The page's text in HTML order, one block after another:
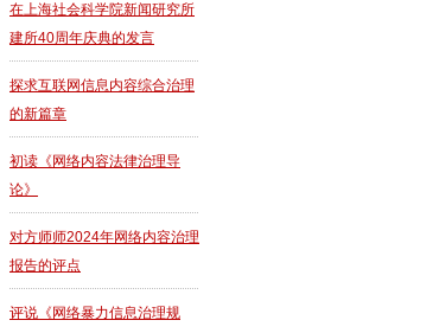
在上海社会科学院新闻研究所
建所40周年庆典的发言
探求互联网信息内容综合治理
的新篇章
初读《网络内容法律治理导
论》
对方师师2024年网络内容治理
报告的评点
评说《网络暴力信息治理规